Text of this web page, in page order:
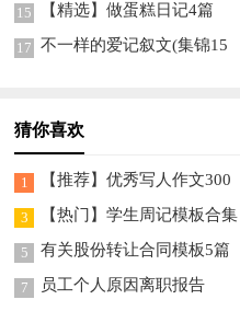
15 【精选】做蛋糕日记4篇
17
不一样的爱记叙文(集锦15
猜你喜欢
1
【推荐】优秀写人作文300
字集锦六篇
3
【热门】学生周记模板合集
六篇
5 有关股份转让合同模板5篇
7 员工个人原因离职报告